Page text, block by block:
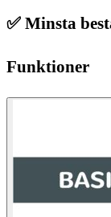
✅ Minsta
Funktioner